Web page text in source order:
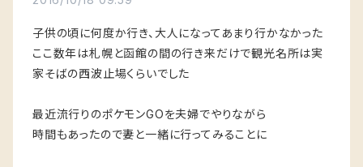
子供の頃に何度か行き、大人になってあまり行かなかった
ここ数年は札幌と函館の間の行き来だけで観光名所は実
家そばの西波止場くらいでした
最近流行りのポケモンGOを夫婦でやりながら
時間もあったので妻と一緒に行ってみることに